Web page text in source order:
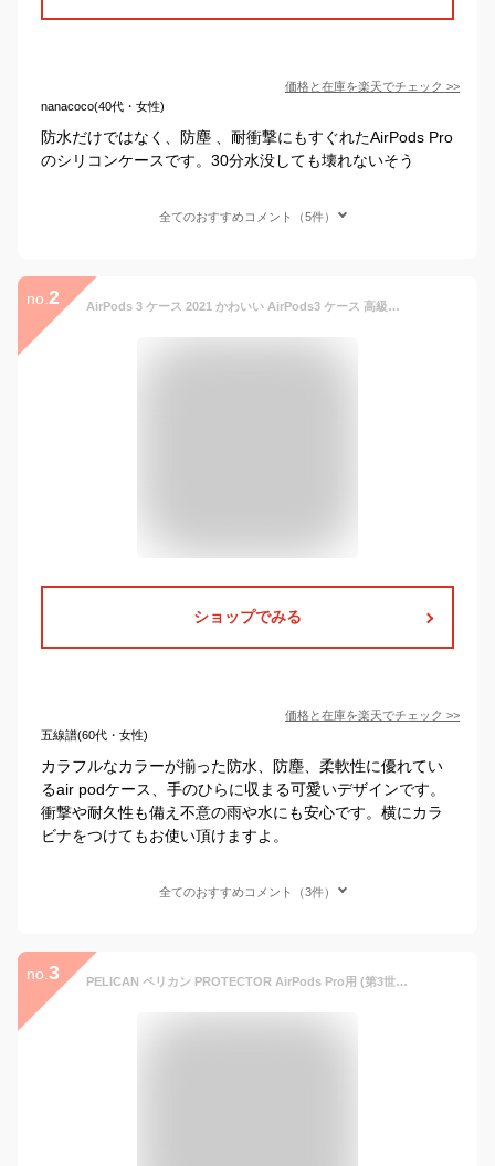
価格と在庫を楽天でチェック >>
nanacoco(40代・女性)
防水だけではなく、防塵 、耐衝撃にもすぐれたAirPods Pro
のシリコンケースです。30分水没しても壊れないそう
全てのおすすめコメント（5件）
no. 2 AirPods 3 ケース 2021 かわいい AirPods3 ケース 高級感 おしゃれ airpods case 耐衝撃 防水 防塵 エアーポッズ アップル イヤホン 保護ケース 便利 可愛い airpods 第3世代 airpods3 カバー 保護カバー TPU 柔軟 軽量 落下防止 充電ケース 薄い
ショップでみる
価格と在庫を楽天でチェック >>
五線譜(60代・女性)
カラフルなカラーが揃った防水、防塵、柔軟性に優れてい
るair podケース、手のひらに収まる可愛いデザインです。
衝撃や耐久性も備え不意の雨や水にも安心です。横にカラ
ビナをつけてもお使い頂けますよ。
全てのおすすめコメント（3件）
no. 3 PELICAN ペリカン PROTECTOR AirPods Pro用 (第3世代）ブラック AirPodsProプロテクター 耐衝撃 カラビナ付 [PP059198] 防水 IP68